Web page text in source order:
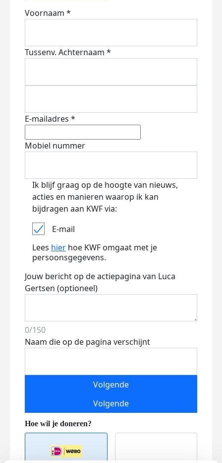
Voornaam *
Tussenv. Achternaam *
E-mailadres *
Mobiel nummer
Ik blijf graag op de hoogte van nieuws,
acties en manieren waarop ik kan
bijdragen aan KWF via:
E-mail
Lees hier hoe KWF omgaat met je
persoonsgegevens.
Jouw bericht op de actiepagina van Luca
Gertsen (optioneel)
0/150
Naam die op de pagina verschijnt
Volgende
Volgende